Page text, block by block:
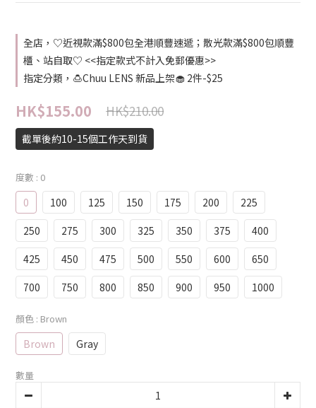
全店，♡近視款滿$800包全港順豐速遞；散光款滿$800包順豐
櫃、站自取♡ <<指定款式不計入免郵優惠>>
指定分類，🍮Chuu LENS 新品上架🧁 2件-$25
HK$155.00 HK$210.00
截單後約10-15個工作天到貨
度數 : 0
0 100 125 150 175 200
225
250
275 300 325 350 375
400
425
450 475 500 550 600
650
700
750 800 850 900 950 1000
顏色 : Brown
Brown Gray
數量